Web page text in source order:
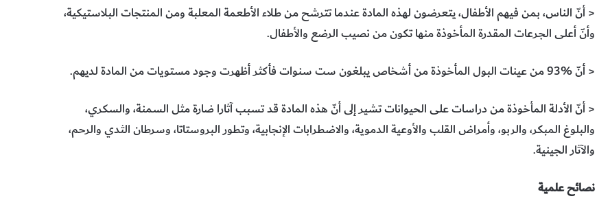
< أنّ الناس، بمن فيهم الأطفال، يتعرضون لهذه المادة عندما تترشح من طلاء الأطعمة المعلبة ومن المنتجات البلاستيكية،
وأنّ أعلى الجرعات المقدرة المأخوذة منها تكون من نصيب الرضع والأطفال.
< أنّ %93 من عينات البول المأخوذة من أشخاص يبلغون ست سنوات فأكثر أظهرت وجود مستويات من المادة لديهم.
< أنّ الأدلة المأخوذة من دراسات على الحيوانات تشير إلى أنّ هذه المادة قد تسبب آثارا ضارة مثل السمنة، والسكري،
والبلوغ المبكر، والربو، وأمراض القلب والأوعية الدموية، والاضطرابات الإنجابية، وتطور البروستاتا، وسرطان الثدي والرحم،
والآثار الجينية.
نصائح علمية